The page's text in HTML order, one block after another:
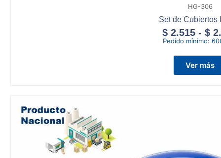
HG-306
Set de Cubiertos
$ 2.515 - $
Pedido mínimo:
Ver más